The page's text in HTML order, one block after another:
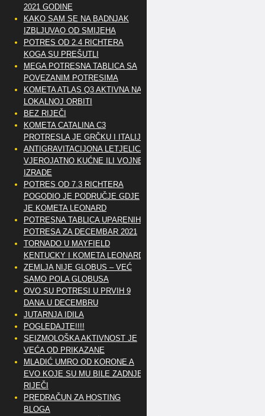
2021 GODINE
KAKO SAM SE NA BADNJAK
IZBLJUVAO OD SMIJEHA
POTRES OD 2.4 RICHTERA
KOGA SU PREŠUTLI
MEGA POTRESNA TABLICA SA
POVEZANIM POTRESIMA
KOMETA ATLAS Q3 AKTIVNA NA
LOKALNOJ ORBITI
BEZ RIJEČI
KOMETA CATALINA C3
PROTRESLA JE GRČKU I ITALIJU
ANTIGRAVITACIJONA LETJELICA
VJEROJATNO KUĆNE ILI VOJNE
IZRADE
POTRES OD 7.3 RICHTERA
POGODIO JE PODRUČJE GDJE
JE KOMETA LEONARD
POTRESNA TABLICA UPARENIH
POTRESA ZA DECEMBAR 2021
TORNADO U MAYFIELD
KENTUCKY I KOMETA LEONARD
ZEMLJA NIJE GLOBUS – VEĆ
SAMO POLA GLOBUSA
OVO SU POTRESI U PRVIH 9
DANA U DECEMBRU
JUTARNJA IDILA
POGLEDAJTE!!!!
SEIZMOLOŠKA AKTIVNOST JE
VEĆA OD PRIKAZANE
MLADIĆ UMRO OD KORONE A
EVO KOJE SU MU BILE ZADNJE
RIJEČI
PREDRAČUN ZA HOSTING
BLOGA